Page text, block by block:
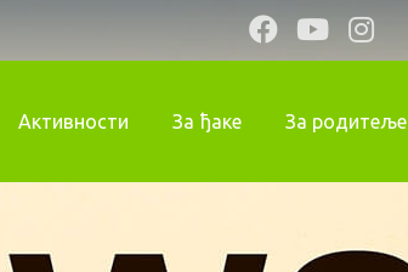
Активности За ђаке За родитеље